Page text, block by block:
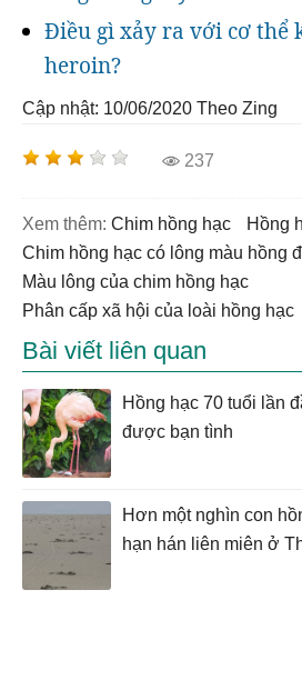
Điều gì xảy ra với cơ thể
heroin?
Cập nhật: 10/06/2020 Theo Zing
237
Xem thêm: chim hồng hạc
hồng
chim hồng hạc có lông màu hồng
màu lông của chim hồng hạc
phân cấp xã hội của loài hồng hạc
Bài viết liên quan
Hồng hạc 70 tuổi lần
được bạn tình
Hơn một nghìn con
hạn hán liên miên ở